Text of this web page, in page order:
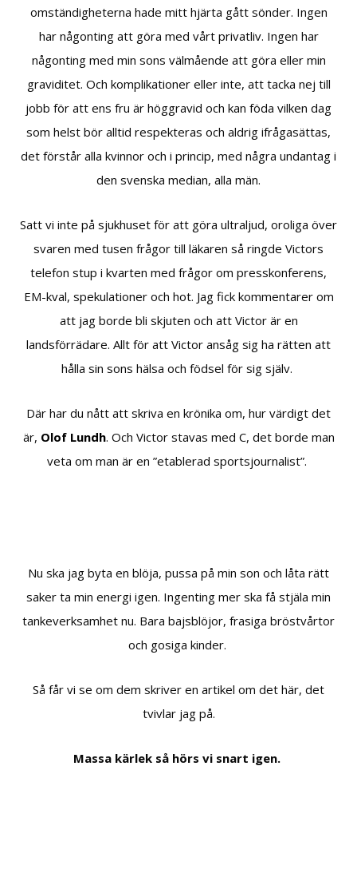
omständigheterna hade mitt hjärta gått sönder. Ingen
har någonting att göra med vårt privatliv. Ingen har
någonting med min sons välmående att göra eller min
graviditet. Och komplikationer eller inte, att tacka nej till
jobb för att ens fru är höggravid och kan föda vilken dag
som helst bör alltid respekteras och aldrig ifrågasättas,
det förstår alla kvinnor och i princip, med några undantag i
den svenska median, alla män.
Satt vi inte på sjukhuset för att göra ultraljud, oroliga över
svaren med tusen frågor till läkaren så ringde Victors
telefon stup i kvarten med frågor om presskonferens,
EM-kval, spekulationer och hot. Jag fick kommentarer om
att jag borde bli skjuten och att Victor är en
landsförrädare. Allt för att Victor ansåg sig ha rätten att
hålla sin sons hälsa och födsel för sig själv.
Där har du nått att skriva en krönika om, hur värdigt det
är, Olof Lundh. Och Victor stavas med C, det borde man
veta om man är en ”etablerad sportsjournalist”.
Nu ska jag byta en blöja, pussa på min son och låta rätt
saker ta min energi igen. Ingenting mer ska få stjäla min
tankeverksamhet nu. Bara bajsblöjor, frasiga bröstvårtor
och gosiga kinder.
Så får vi se om dem skriver en artikel om det här, det
tvivlar jag på.
Massa kärlek så hörs vi snart igen.